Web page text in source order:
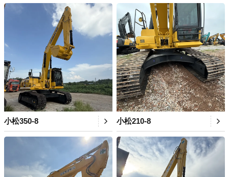
小松350-8 小松210-8